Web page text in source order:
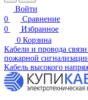
Войти
0
Сравнение
0
Избранное
0 Корзина
Кабели и провода связи
пожарной
Кабель высокого